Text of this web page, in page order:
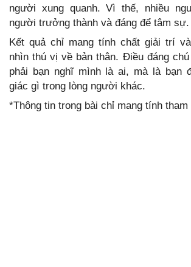
người xung quanh. Vì thế, nhiều
người trưởng thành và đáng để tâm sự.
Kết quả chỉ mang tính chất giải trí
nhìn thú vị về bản thân. Điều đáng
phải bạn nghĩ mình là ai, mà là bạn
giác gì trong lòng người khác.
*Thông tin trong bài chỉ mang tính